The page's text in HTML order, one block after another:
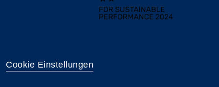
Cookie Einstellungen